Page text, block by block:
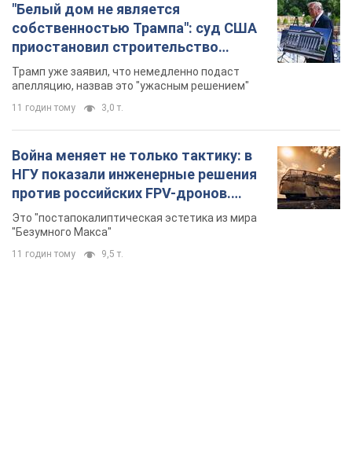
"Белый дом не является
собственностью Трампа": суд США
приостановил строительство
бального зала стоимостью 400 млн
долларов
Трамп уже заявил, что немедленно подаст
апелляцию, назвав это "ужасным решением"
11 годин тому 3,0 т.
Война меняет не только тактику: в
НГУ показали инженерные решения
против российских FPV-дронов.
Фото
Это "постапокалиптическая эстетика из мира
"Безумного Макса"
11 годин тому 9,5 т.